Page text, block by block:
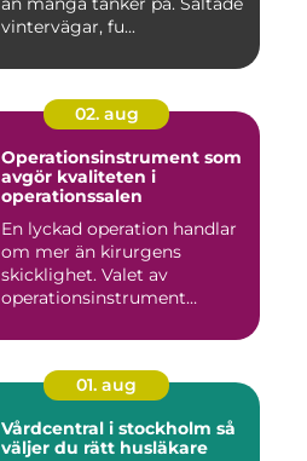
vintervägar, fu...
02. aug
Operationsinstrument som
avgör kvaliteten i
operationssalen
En lyckad operation handlar
om mer än kirurgens
skicklighet. Valet av
operationsinstrument
01. aug
Vårdcentral i stockholm så
väljer du rätt husläkare